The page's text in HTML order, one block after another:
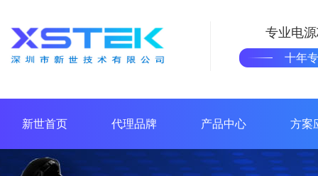
专业电
十年
新世首页 代理品牌 产品中心 方案